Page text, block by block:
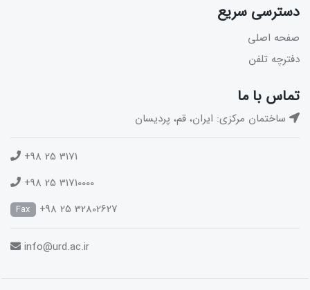
دسترسی سریع
صفحه اصلی
دفترچه تلفن
تماس با ما
ساختمان مرکزی: ایران، قم، پردیسان
+98 25 3171
+98 25 31710000
Fax +98 25 32802627
info@urd.ac.ir